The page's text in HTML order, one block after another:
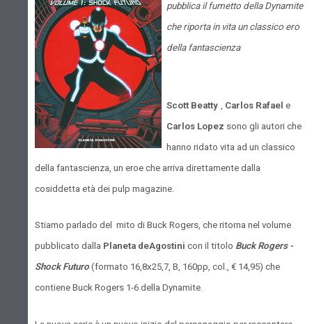
pubblica il fumetto della Dynamite
che riporta in vita un classico ero
della fantascienza
Scott Beatty Carlos Rafael e
Carlos Lopez sono gli autori che
hanno ridato vita ad un classico
della fantascienza, un eroe che arriva direttamente dalla
cosiddetta età dei pulp magazine.
Stiamo parlado del mito di Buck Rogers, che ritorna nel volume
pubblicato dalla Planeta deAgostini con il titolo Buck Rogers -
Shock Futuro (formato 16,8x25,7, B, 160pp, col., € 14,95) che
contiene Buck Rogers 1-6 della Dynamite.